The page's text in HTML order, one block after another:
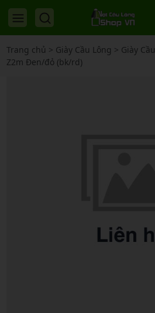
Trang chủ > Giày Cầu Lông > Giày
Z2m Đen/đỏ (bk/rd)